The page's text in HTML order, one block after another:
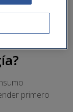
lo
primero